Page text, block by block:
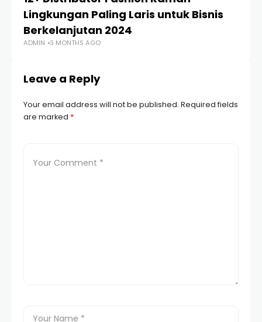
Lingkungan Paling Laris untuk Bisnis
Berkelanjutan 2024
ADMIN 3 MONTHS AGO
Leave a Reply
Your email address will not be published. Required fields
are marked *